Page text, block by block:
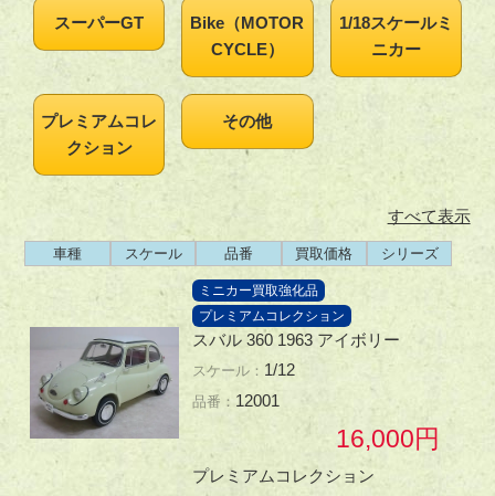
スーパーGT
Bike（MOTOR
CYCLE）
1/18スケールミ
ニカー
プレミアムコレ
クション
その他
すべて表示
車種 スケール 品番 買取価格 シリーズ
ミニカー買取強化品
プレミアムコレクション
スバル 360 1963 アイボリー
1/12
12001
16,000
プレミアムコレクション